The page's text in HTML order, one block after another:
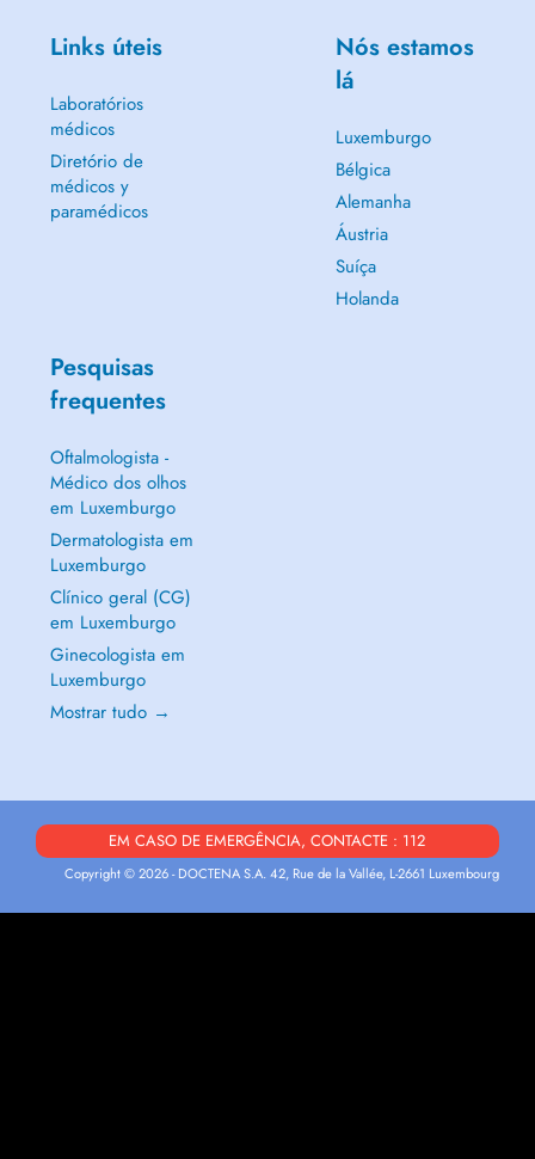
Links úteis
Laboratórios
médicos
Diretório de
médicos y
paramédicos
Nós estamos
lá
Luxemburgo
Bélgica
Alemanha
Áustria
Suíça
Holanda
Pesquisas
frequentes
Oftalmologista -
Médico dos olhos
em Luxemburgo
Dermatologista em
Luxemburgo
Clínico geral (CG)
em Luxemburgo
Ginecologista em
Luxemburgo
Mostrar tudo →
EM CASO DE EMERGÊNCIA, CONTACTE : 112
Copyright © 2026 - DOCTENA S.A. 42, Rue de la Vallée, L-2661 Luxembourg